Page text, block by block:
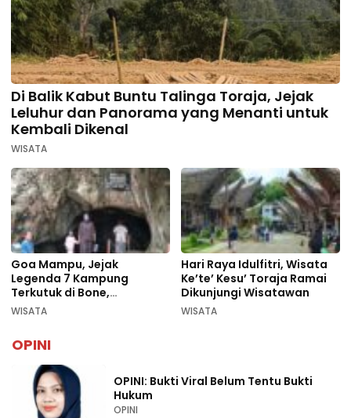
Di Balik Kabut Buntu Talinga Toraja, Jejak
Leluhur dan Panorama yang Menanti untuk
Kembali Dikenal
WISATA
Goa Mampu, Jejak
Legenda 7 Kampung
Terkutuk di Bone,
Rekomendasi Liburan
WISATA
Hari Raya Idulfitri, Wisata
Ke’te’ Kesu’ Toraja Ramai
Dikunjungi Wisatawan
WISATA
OPINI
OPINI: Bukti Viral Belum Tentu Bukti
Hukum
OPINI